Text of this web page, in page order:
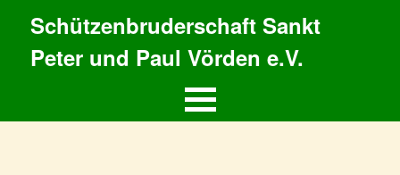
Schützenbruderschaft Sankt
Peter und Paul Vörden e.V.